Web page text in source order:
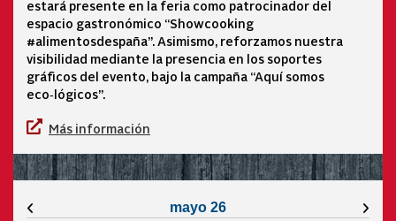
estará presente en la feria como patrocinador del
espacio gastronómico “Showcooking
#alimentosdespaña”. Asimismo, reforzamos nuestra
visibilidad mediante la presencia en los soportes
gráficos del evento, bajo la campaña “Aquí somos
eco‑lógicos”.
Más información
mayo 26